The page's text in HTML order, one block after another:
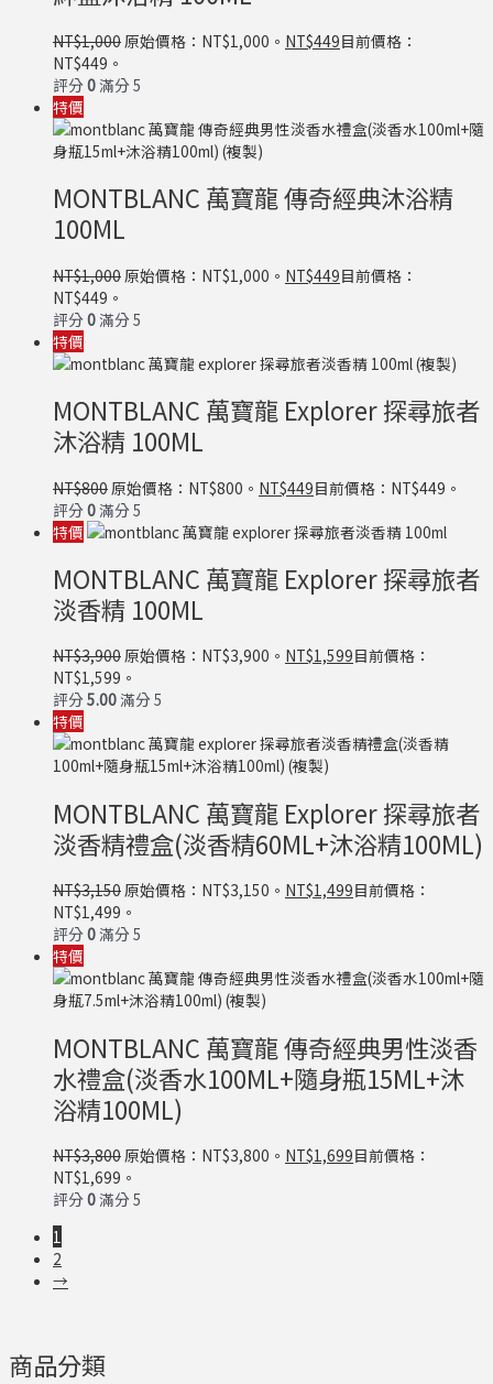
商品分類
NT$1,000 原始價格：NT$1,000。 NT$449目前價格：
NT$449。
評分 0滿分 5
特價
MONTBLANC 萬寶龍 傳奇經典沐浴精
100ML
NT$1,000 原始價格：NT$1,000。 NT$449目前價格：
NT$449。
評分 0滿分 5
特價
MONTBLANC 萬寶龍 Explorer 探尋旅者
沐浴精 100ML
NT$800 原始價格：NT$800。 NT$449目前價格：NT$449。
評分 0滿分 5
特價
MONTBLANC 萬寶龍 Explorer 探尋旅者
淡香精 100ML
NT$3,900原始價格：NT$3,900。 NT$1,599目前價格：
NT$1,599。
評分 5.00滿分 5
特價
MONTBLANC 萬寶龍 Explorer 探尋旅者
淡香精禮盒(淡香精60ML+沐浴精100ML)
NT$3,150原始價格：NT$3,150。 NT$1,499目前價格：
NT$1,499。
評分 0滿分 5
特價
MONTBLANC 萬寶龍 傳奇經典男性淡香
水禮盒(淡香水100ML+隨身瓶15ML+沐
浴精100ML)
NT$3,800原始價格：NT$3,800。 NT$1,699目前價格：
NT$1,699。
評分 0滿分 5
1
2
→